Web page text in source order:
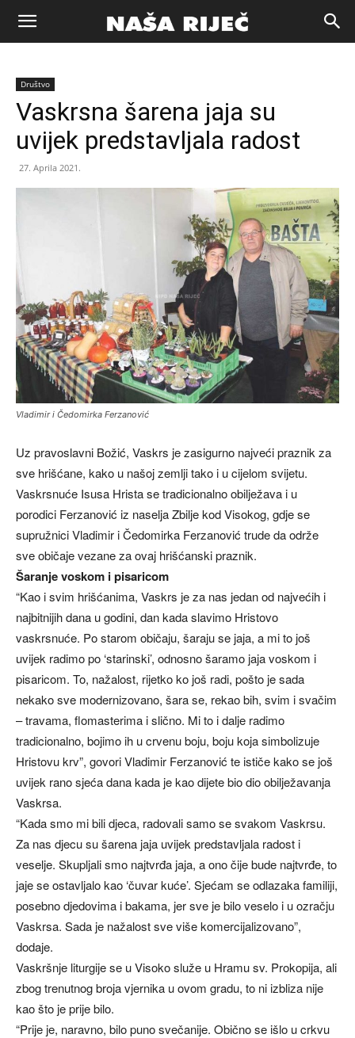
Naša
riječ
Društvo
Vaskrsna šarena jaja su
uvijek predstavljala radost
27. Aprila 2021.
Vladimir i Čedomirka Ferzanović
Uz pravoslavni Božić, Vaskrs je zasigurno najveći praznik za
sve hrišćane, kako u našoj zemlji tako i u cijelom svijetu.
Vaskrsnuće Isusa Hrista se tradicionalno obilježava i u
porodici Ferzanović iz naselja Zbilje kod Visokog, gdje se
supružnici Vladimir i Čedomirka Ferzanović trude da održe
sve običaje vezane za ovaj hrišćanski praznik.
Šaranje voskom i pisaricom
“Kao i svim hrišćanima, Vaskrs je za nas jedan od najvećih i
najbitnijih dana u godini, dan kada slavimo Hristovo
vaskrsnuće. Po starom običaju, šaraju se jaja, a mi to još
uvijek radimo po ‘starinski’, odnosno šaramo jaja voskom i
pisaricom. To, nažalost, rijetko ko još radi, pošto je sada
nekako sve modernizovano, šara se, rekao bih, svim i svačim
– travama, flomasterima i slično. Mi to i dalje radimo
tradicionalno, bojimo ih u crvenu boju, boju koja simbolizuje
Hristovu krv”, govori Vladimir Ferzanović te ističe kako se još
uvijek rano sjeća dana kada je kao dijete bio dio obilježavanja
Vaskrsa.
“Kada smo mi bili djeca, radovali samo se svakom Vaskrsu.
Za nas djecu su šarena jaja uvijek predstavljala radost i
veselje. Skupljali smo najtvrđa jaja, a ono čije bude najtvrđe, to
jaje se ostavljalo kao ‘čuvar kuće’. Sjećam se odlazaka familiji,
posebno djedovima i bakama, jer sve je bilo veselo i u ozračju
Vaskrsa. Sada je nažalost sve više komercijalizovano”,
dodaje.
Vaskršnje liturgije se u Visoko služe u Hramu sv. Prokopija, ali
zbog trenutnog broja vjernika u ovom gradu, to ni izbliza nije
kao što je prije bilo.
“Prije je, naravno, bilo puno svečanije. Obično se išlo u crkvu